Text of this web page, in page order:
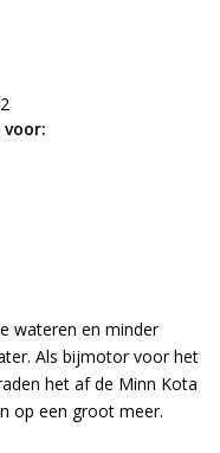
voor:
wateren en minder
Als bijmotor voor het
het af de Minn Kota
op een groot meer.